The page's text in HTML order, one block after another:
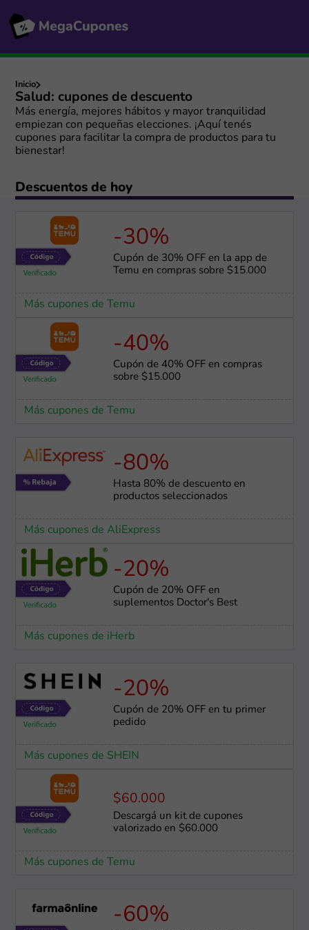
Inicio
Salud: cupones de descuento
Más energía, mejores hábitos y mayor tranquilidad
empiezan con pequeñas elecciones. ¡Aquí tenés
cupones para facilitar la compra de productos para tu
bienestar!
Descuentos de hoy
-30%
Cupón de 30% OFF en la app de
Temu en compras sobre $15.000
Más cupones de Temu
-40%
Cupón de 40% OFF en compras
sobre $15.000
Más cupones de Temu
-80%
Hasta 80% de descuento en
productos seleccionados
Más cupones de AliExpress
-20%
Cupón de 20% OFF en
suplementos Doctor's Best
Más cupones de iHerb
-20%
Cupón de 20% OFF en tu primer
pedido
Más cupones de SHEIN
$60.000
Descargá un kit de cupones
valorizado en $60.000
Más cupones de Temu
-60%